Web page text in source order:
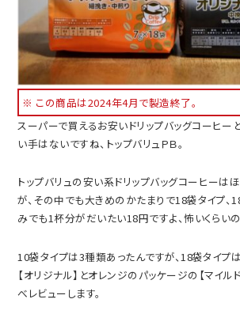
※ この商品は2024年4月で製造終了。
スーパーで買えるお安いドリップバッグコーヒー
い手はないですね、トップバリュＰＢ。
トップバリュの安い系ドリップバッグコーヒーは
が、その中でも大きめのかたまりで18袋タイプ、
みでも1杯分がだいたい18円ですよ、怖いくらいの
10袋タイプは3種類あったんですが、18袋タイプ
【オリジナル】とオレンジのパッケージの【マイ
べレビューします。